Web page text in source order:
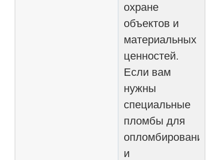
охране
объектов и
материальных
ценностей.
Если вам
нужны
специальные
пломбы для
опломбирования
и